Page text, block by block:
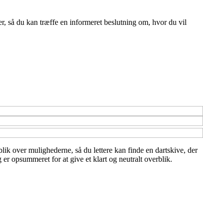
så du kan træffe en informeret beslutning om, hvor du vil
over mulighederne, så du lettere kan finde en dartskive, der
opsummeret for at give et klart og neutralt overblik.